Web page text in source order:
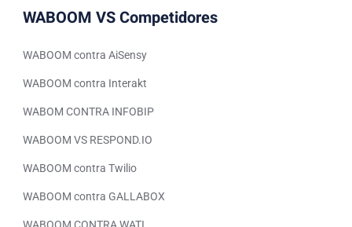
WABOOM VS Competidores
WABOOM contra AiSensy
WABOOM contra Interakt
WABOM CONTRA INFOBIP
WABOOM VS RESPOND.IO
WABOOM contra Twilio
WABOOM contra GALLABOX
Spanish (Peru)